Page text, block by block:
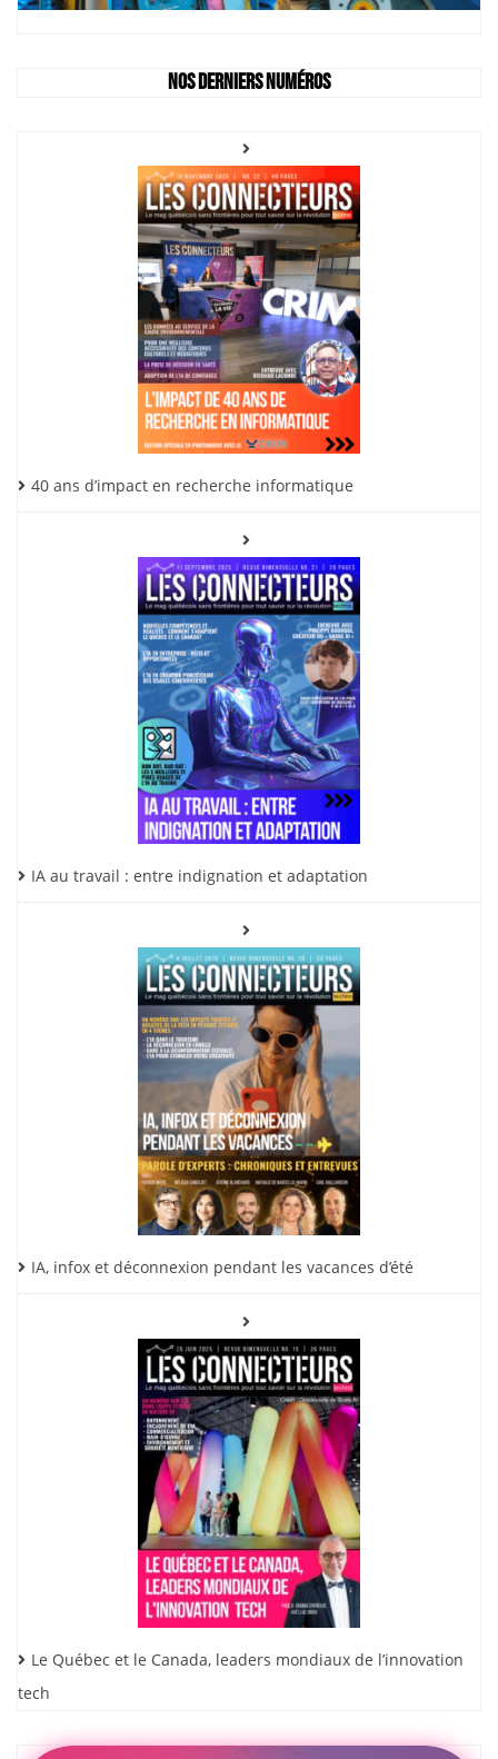
Nos derniers numéros
40 ans d’impact en recherche informatique
IA au travail : entre indignation et adaptation
IA, infox et déconnexion pendant les vacances d’été
Le Québec et le Canada, leaders mondiaux de l’innovation
tech